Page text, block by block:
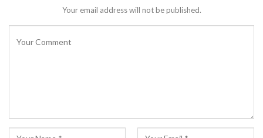
Your email address will not be published.